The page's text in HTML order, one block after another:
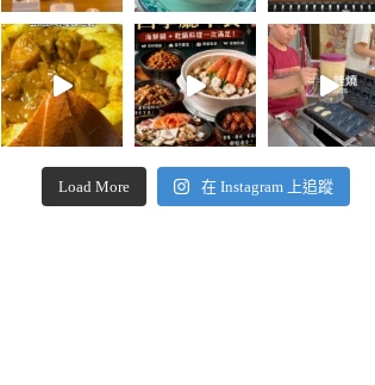
Load More 在 Instagram 上追蹤